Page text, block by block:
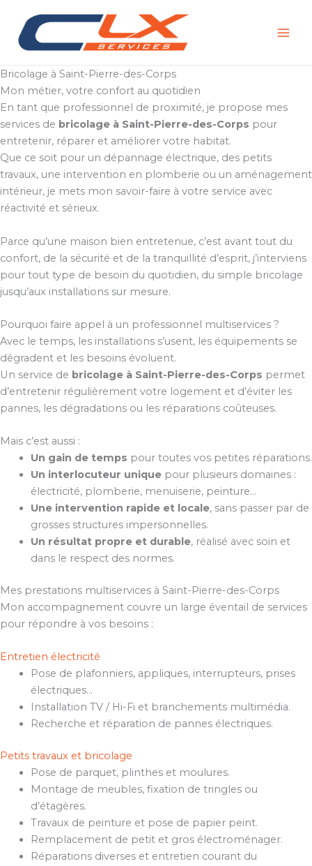
contenu
Bricolage à Saint-Pierre-des-Corps
Mon métier, votre confort au quotidien
En tant que professionnel de proximité, je propose mes
services de bricolage à Saint-Pierre-des-Corps pour
entretenir, réparer et améliorer votre habitat.
Que ce soit pour un dépannage électrique, des petits
travaux, une intervention en plomberie ou un aménagement
intérieur, je mets mon savoir-faire à votre service avec
réactivité et sérieux.
Parce qu’une maison bien entretenue, c’est avant tout du
confort, de la sécurité et de la tranquillité d’esprit, j’interviens
pour tout type de besoin du quotidien, du simple bricolage
jusqu’aux installations sur mesure.
Pourquoi faire appel à un professionnel multiservices ?
Avec le temps, les installations s’usent, les équipements se
dégradent et les besoins évoluent.
Un service de bricolage à Saint-Pierre-des-Corps permet
d’entretenir régulièrement votre logement et d’éviter les
pannes, les dégradations ou les réparations coûteuses.
Mais c’est aussi :
Un gain de temps pour toutes vos petites réparations.
Un interlocuteur uniquepour plusieurs domaines :
électricité, plomberie, menuiserie, peinture…
Une intervention rapide et locale, sans passer par de
grosses structures impersonnelles.
Un résultat propre et durable, réalisé avec soin et
dans le respect des normes.
Mes prestations multiservices à Saint-Pierre-des-Corps
Mon accompagnement couvre un large éventail de services
pour répondre à vos besoins :
Entretien électricité
Pose de plafonniers, appliques, interrupteurs, prises
électriques…
Installation TV / Hi-Fi et branchements multimédia.
Recherche et réparation de pannes électriques.
Petits travaux et bricolage
Pose de parquet, plinthes et moulures.
Montage de meubles, fixation de tringles ou
d’étagères.
Travaux de peinture et pose de papier peint.
Remplacement de petit et gros électroménager.
Réparations diverses et entretien courant du